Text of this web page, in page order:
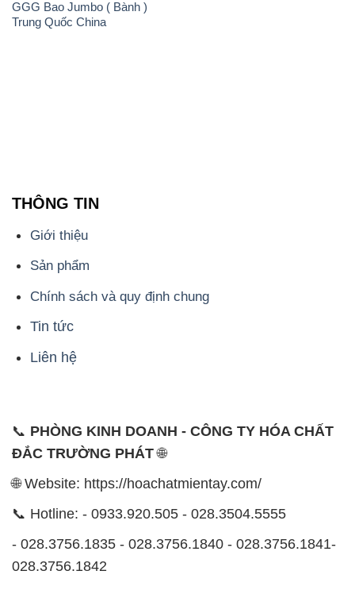
GGG Bao Jumbo ( Bành )
Trung Quốc China
THÔNG TIN
Giới thiệu
Sản phẩm
Chính sách và quy định chung
Tin tức
Liên hệ
📞 PHÒNG KINH DOANH - CÔNG TY HÓA CHẤT
ĐẮC TRƯỜNG PHÁT🌐
🌐 Website: https://hoachatmientay.com/
📞 Hotline: - 0933.920.505 - 028.3504.5555
- 028.3756.1835 - 028.3756.1840 - 028.3756.1841-
028.3756.1842